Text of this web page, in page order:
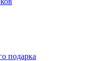
подарка